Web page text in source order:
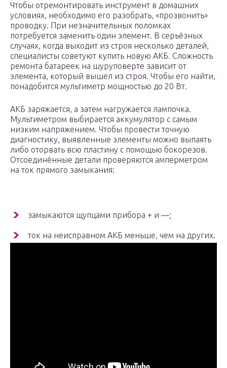
Чтобы отремонтировать инструмент в домашних
условиях, необходимо его разобрать, «прозвонить»
проводку. При незначительных поломках
потребуется заменить один элемент. В серьёзных
случаях, когда выходит из строя несколько деталей,
специалисты советуют купить новую АКБ. Сложность
ремонта батареек на шуруповерте зависит от
элемента, который вышел из строя. Чтобы его найти,
понадобится мультиметр мощностью до 20 Вт.
АКБ заряжается, а затем нагружается лампочка.
Мультиметром выбирается аккумулятор с самым
низким напряжением. Чтобы провести точную
диагностику, выявленные элементы можно выпаять
либо оторвать всю пластину с помощью бокорезов.
Отсоединённые детали проверяются амперметром
на ток прямого замыкания:
замыкаются щупцами прибора + и —;
ток на неисправном АКБ меньше, чем на других.